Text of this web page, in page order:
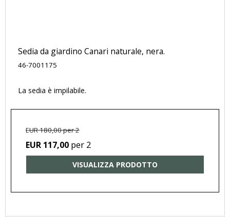
Sedia da giardino Canari naturale, nera.
46-7001175
La sedia è impilabile.
EUR 180,00 per 2
EUR 117,00 per 2
VISUALIZZA PRODOTTO